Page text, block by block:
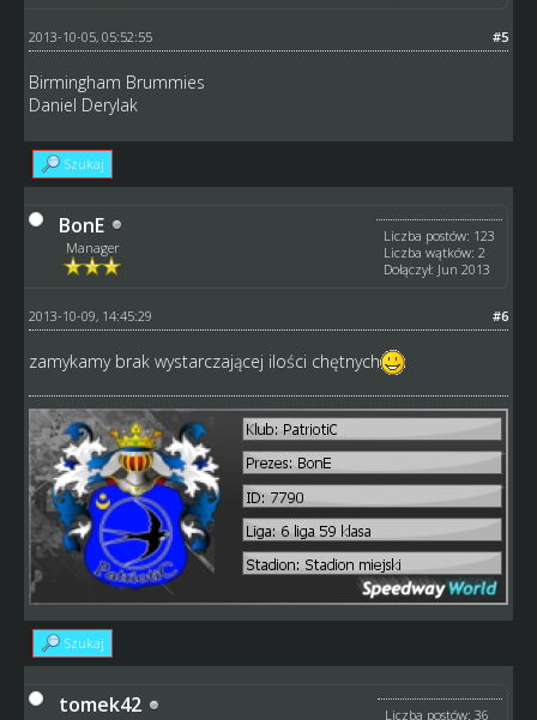
#5
2013-10-05, 05:52:55
Birmingham Brummies
Daniel Derylak
Szukaj
BonE
Manager
Liczba postów: 123
Liczba wątków: 2
Dołączył: Jun 2013
#6
2013-10-09, 14:45:29
zamykamy brak wystarczającej ilości chętnych
Szukaj
tomek42 Liczba postów: 36